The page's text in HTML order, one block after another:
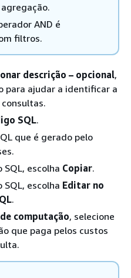
AND é
filtros.
descrição – opcional,
para ajudar a identificar a
SQL.
que é gerado pelo
SQL, escolha Copiar.
escolha Editar no
.
computação, selecione
que paga pelos custos